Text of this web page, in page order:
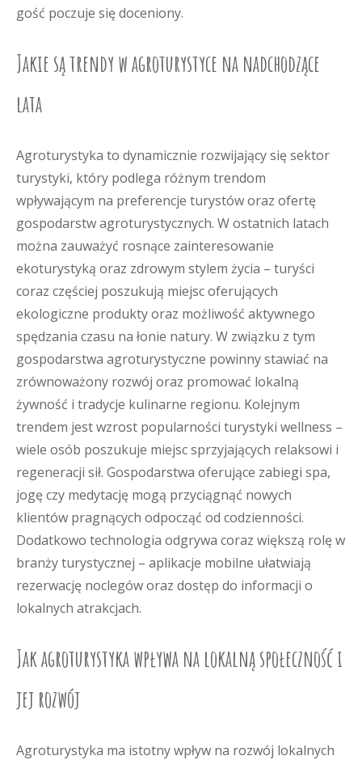
gość poczuje się doceniony.
Jakie są trendy w agroturystyce na nadchodzące
lata
Agroturystyka to dynamicznie rozwijający się sektor
turystyki, który podlega różnym trendom
wpływającym na preferencje turystów oraz ofertę
gospodarstw agroturystycznych. W ostatnich latach
można zauważyć rosnące zainteresowanie
ekoturystyką oraz zdrowym stylem życia – turyści
coraz częściej poszukują miejsc oferujących
ekologiczne produkty oraz możliwość aktywnego
spędzania czasu na łonie natury. W związku z tym
gospodarstwa agroturystyczne powinny stawiać na
zrównoważony rozwój oraz promować lokalną
żywność i tradycje kulinarne regionu. Kolejnym
trendem jest wzrost popularności turystyki wellness –
wiele osób poszukuje miejsc sprzyjających relaksowi i
regeneracji sił. Gospodarstwa oferujące zabiegi spa,
jogę czy medytację mogą przyciągnąć nowych
klientów pragnących odpocząć od codzienności.
Dodatkowo technologia odgrywa coraz większą rolę w
branży turystycznej – aplikacje mobilne ułatwiają
rezerwację noclegów oraz dostęp do informacji o
lokalnych atrakcjach.
Jak agroturystyka wpływa na lokalną społeczność i
jej rozwój
Agroturystyka ma istotny wpływ na rozwój lokalnych